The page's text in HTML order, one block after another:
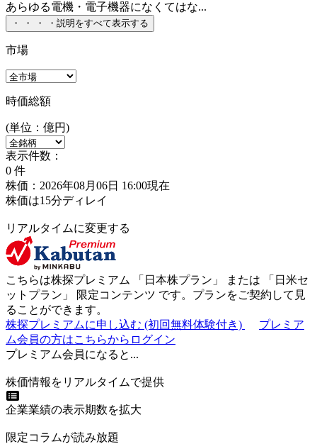
あらゆる電機・電子機器になくてはな...
・ ・ ・ ・ 説明をすべて表示する
市場
時価総額
(単位：億円)
表示件数：
0 件
株価：2026年08月06日 16:00現在
株価は15分ディレイ
リアルタイムに変更する
こちらは株探プレミアム 「 日本株プラン 」 または 「 日米セ
ットプラン 」 限定コンテンツ です。プランをご契約して見
ることができます。
株探プレミアムに申し込む (初回無料体験付き)
プレミア
ム会員の方はこちらからログイン
プレミアム会員になると...
株価情報をリアルタイムで提供
企業業績の表示期数を拡大
限定コラムが読み放題